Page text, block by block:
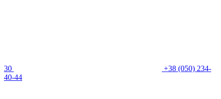
30
+38 (050) 234-
40-44